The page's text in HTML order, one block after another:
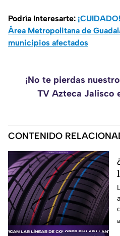
Podría Interesarte:
Área Metropolitana de
municipios afectados
¡No te pierdas
TV Azteca Jalisco
CONTENIDO